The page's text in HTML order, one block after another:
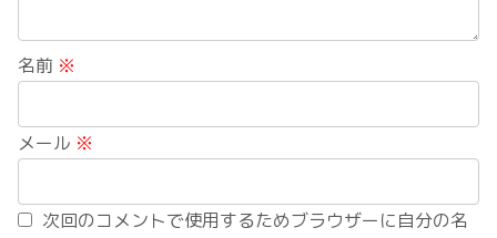
名前 ※
メール ※
次回のコメントで使用するためブラウザーに自分の名